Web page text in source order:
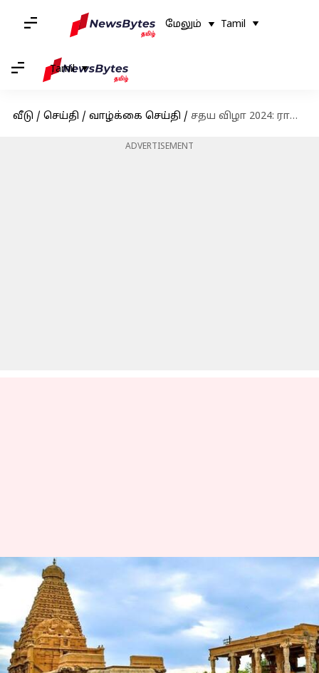
மேலும் Tamil
Tamil
வீடு / செய்தி / வாழ்க்கை செய்தி / சதய விழா 2024: ராஜா ராஜ சோழனின் உள்கட்டமைப்பு மேம்பாடுகள் மற்றும் கட்டிடக்கலை அற்புதங்கள்
ADVERTISEMENT
சதய விழா 2024: ராஜா
ராஜ சோழனின்
உள்கட்டமைப்பு
மேம்பாடுகள் மற்றும்
கட்டிடக்கலை அற்புதங்கள்